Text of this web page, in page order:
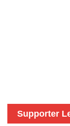
Supporter